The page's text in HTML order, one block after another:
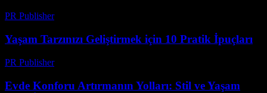
PR Publisher-
Yaşam Tarzınızı Geliştirmek için 10 Pratik İpuçları
PR Publisher-
Evde Konforu Artırmanın Yolları: Stil ve Yaşam